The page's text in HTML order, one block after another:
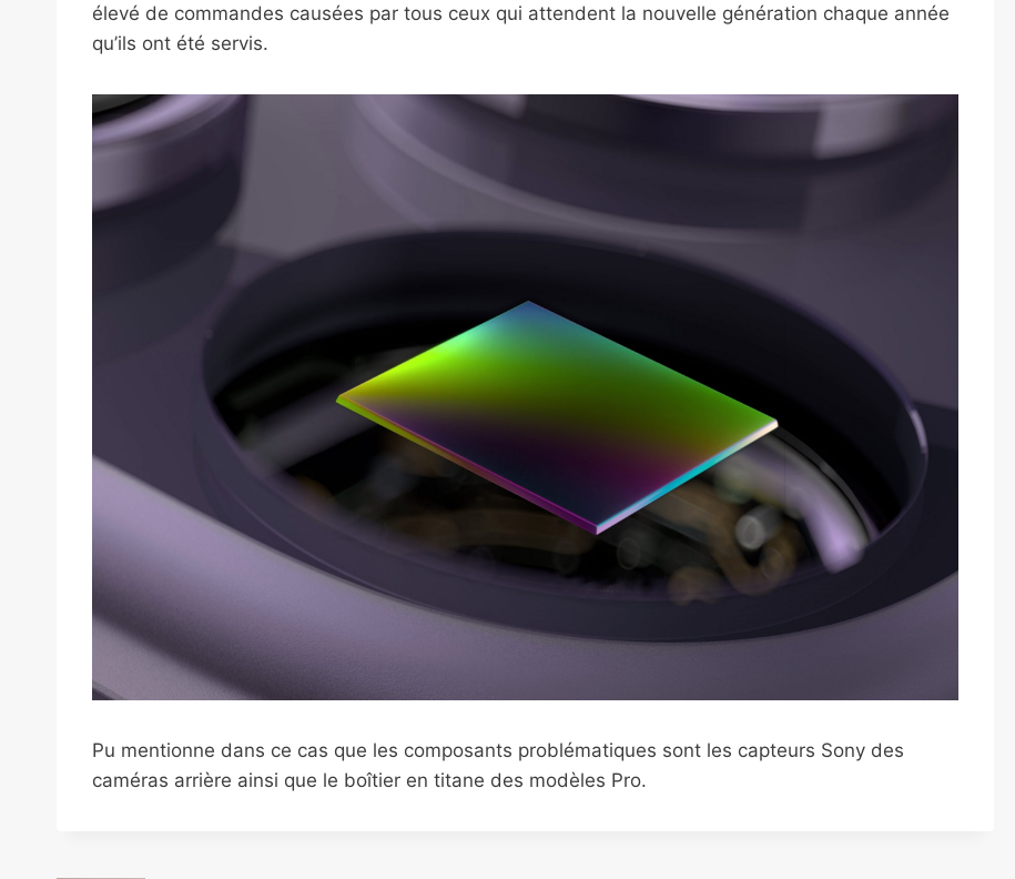
élevé de commandes causées par tous ceux qui attendent la nouvelle génération chaque année
qu’ils ont été servis.
Pu mentionne dans ce cas que les composants problématiques sont les capteurs Sony des
caméras arrière ainsi que le boîtier en titane des modèles Pro.